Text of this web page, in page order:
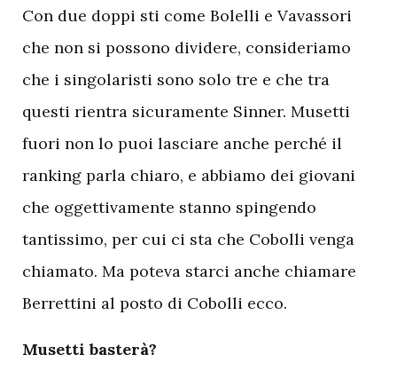
Con due doppi sti come Bolelli e Vavassori
che non si possono dividere, consideriamo
che i singolaristi sono solo tre e che tra
questi rientra sicuramente Sinner. Musetti
fuori non lo puoi lasciare anche perché il
ranking parla chiaro, e abbiamo dei giovani
che oggettivamente stanno spingendo
tantissimo, per cui ci sta che Cobolli venga
chiamato. Ma poteva starci anche chiamare
Berrettini al posto di Cobolli ecco.
Musetti basterà?